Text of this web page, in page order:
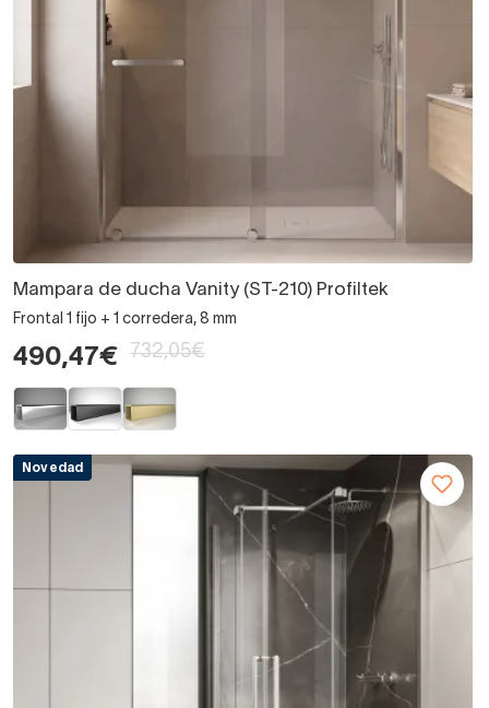
Mampara de ducha Vanity (ST-210) Profiltek
Frontal 1 fijo + 1 corredera, 8 mm
490,47€ 732,05€
Novedad